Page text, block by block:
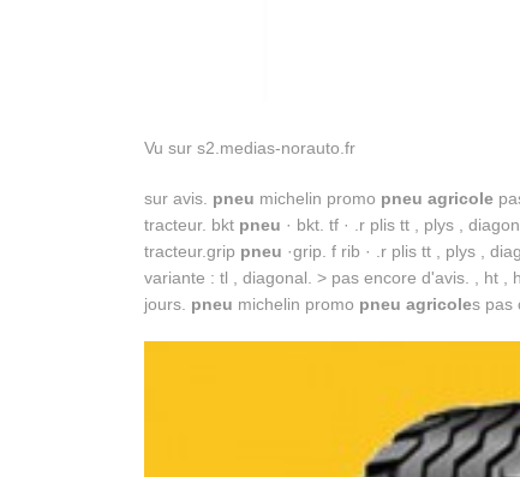
Vu sur s2.medias-norauto.fr
sur avis. pneu michelin promo pneu agricole
tracteur. bkt pneu · bkt. tf · .r plis tt , plys ,
tracteur.grip pneu ·grip. f rib · .r plis tt , plys ,
variante : tl , diagonal. > pas encore d'avis. , ht ,
jours. pneu michelin promo pneu agricoles pas